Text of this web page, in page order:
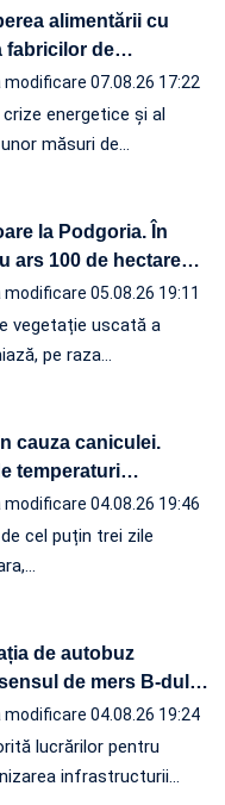
alimentării cu
fabricilor de…
07.08.26 17:22
energetice și al
măsuri de…
la Podgoria. În
ars 100 de hectare…
05.08.26 19:11
vegetație uscată a
pe raza…
cauza caniculei.
temperaturi…
04.08.26 19:46
cel puțin trei zile
de autobuz
de mers B-dul …
modificare 04.08.26 19:24
lucrărilor pentru
infrastructurii…